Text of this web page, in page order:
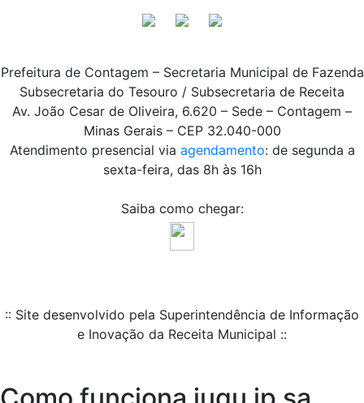
Prefeitura de Contagem – Secretaria Municipal de Fazenda
Subsecretaria do Tesouro / Subsecretaria de Receita
Av. João Cesar de Oliveira, 6.620 – Sede – Contagem –
Minas Gerais – CEP 32.040-000
Atendimento presencial via agendamento: de segunda a
sexta-feira, das 8h às 16h
Saiba como chegar:
:: Site desenvolvido pela Superintendência de Informação
e Inovação da Receita Municipal ::